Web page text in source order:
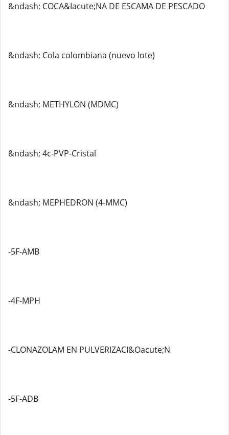
&ndash; COCA&Iacute;NA DE ESCAMA DE PESCADO
&ndash; Cola colombiana (nuevo lote)
&ndash; METHYLON (MDMC)
&ndash; 4c-PVP-Cristal
&ndash; MEPHEDRON (4-MMC)
-5F-AMB
-4F-MPH
-CLONAZOLAM EN PULVERIZACI&Oacute;N
-5F-ADB